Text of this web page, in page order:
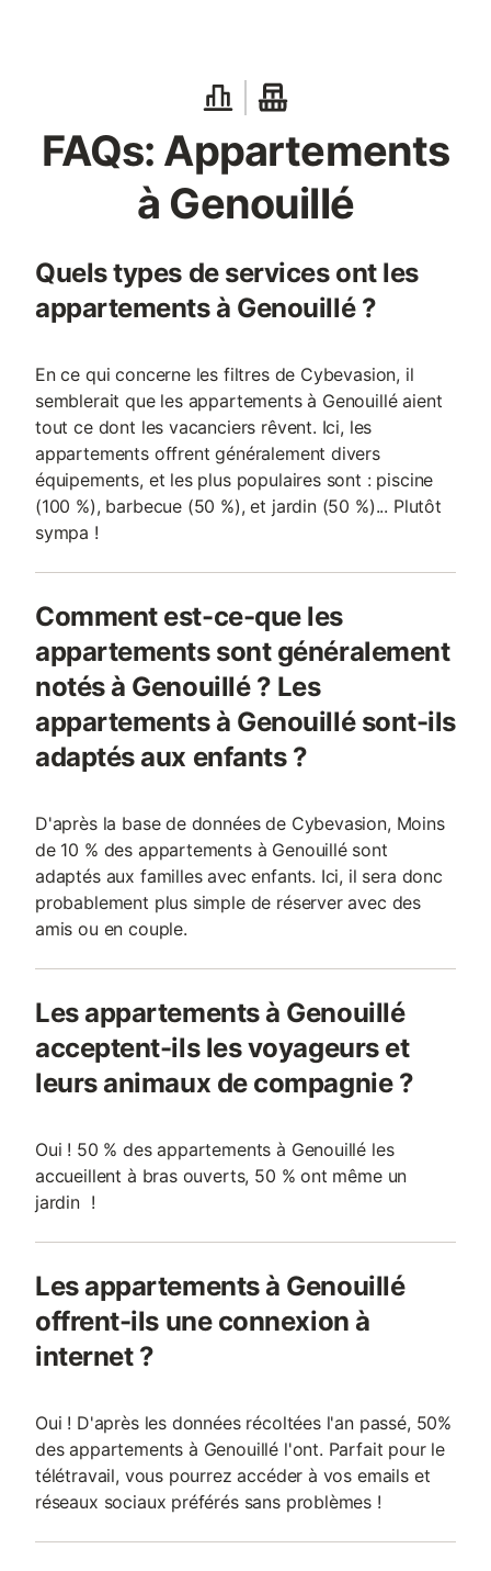
FAQs: Appartements
à Genouillé
Quels types de services ont les
appartements à Genouillé ?
En ce qui concerne les filtres de Cybevasion, il
semblerait que les appartements à Genouillé aient
tout ce dont les vacanciers rêvent. Ici, les
appartements offrent généralement divers
équipements, et les plus populaires sont : piscine
(100 %), barbecue (50 %), et jardin (50 %)... Plutôt
sympa !
Comment est-ce-que les
appartements sont généralement
notés à Genouillé ? Les
appartements à Genouillé sont-ils
adaptés aux enfants ?
D'après la base de données de Cybevasion, Moins
de 10 % des appartements à Genouillé sont
adaptés aux familles avec enfants. Ici, il sera donc
probablement plus simple de réserver avec des
amis ou en couple.
Les appartements à Genouillé
acceptent-ils les voyageurs et
leurs animaux de compagnie ?
Oui ! 50 % des appartements à Genouillé les
accueillent à bras ouverts, 50 % ont même un
jardin !
Les appartements à Genouillé
offrent-ils une connexion à
internet ?
Oui ! D'après les données récoltées l'an passé, 50%
des appartements à Genouillé l'ont. Parfait pour le
télétravail, vous pourrez accéder à vos emails et
réseaux sociaux préférés sans problèmes !